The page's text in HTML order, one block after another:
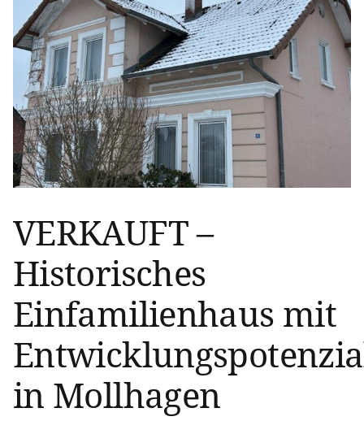
VERKAUFT –
Historisches
Einfamilienhaus mit
in Mollhagen